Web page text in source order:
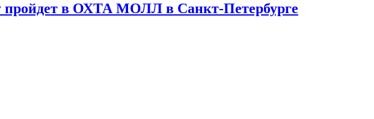
пройдет в ОХТА МОЛЛ в Санкт-Петербурге